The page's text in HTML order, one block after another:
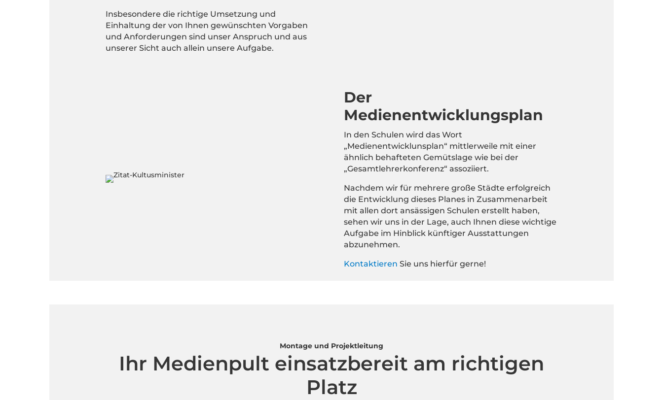
Insbesondere die richtige Umsetzung und
Einhaltung der von Ihnen gewünschten Vorgaben
und Anforderungen sind unser Anspruch und aus
unserer Sicht auch allein unsere Aufgabe.
Der
Medienentwicklungsplan
In den Schulen wird das Wort
„Medienentwicklunsplan“ mittlerweile mit einer
ähnlich behafteten Gemütslage wie bei der
„Gesamtlehrerkonferenz“ assoziiert.
Nachdem wir für mehrere große Städte erfolgreich
die Entwicklung dieses Planes in Zusammenarbeit
mit allen dort ansässigen Schulen erstellt haben,
sehen wir uns in der Lage, auch Ihnen diese wichtige
Aufgabe im Hinblick künftiger Ausstattungen
abzunehmen.
Kontaktieren Sie uns hierfür gerne!
Montage und Projektleitung
Ihr Medienpult einsatzbereit am richtigen
Platz